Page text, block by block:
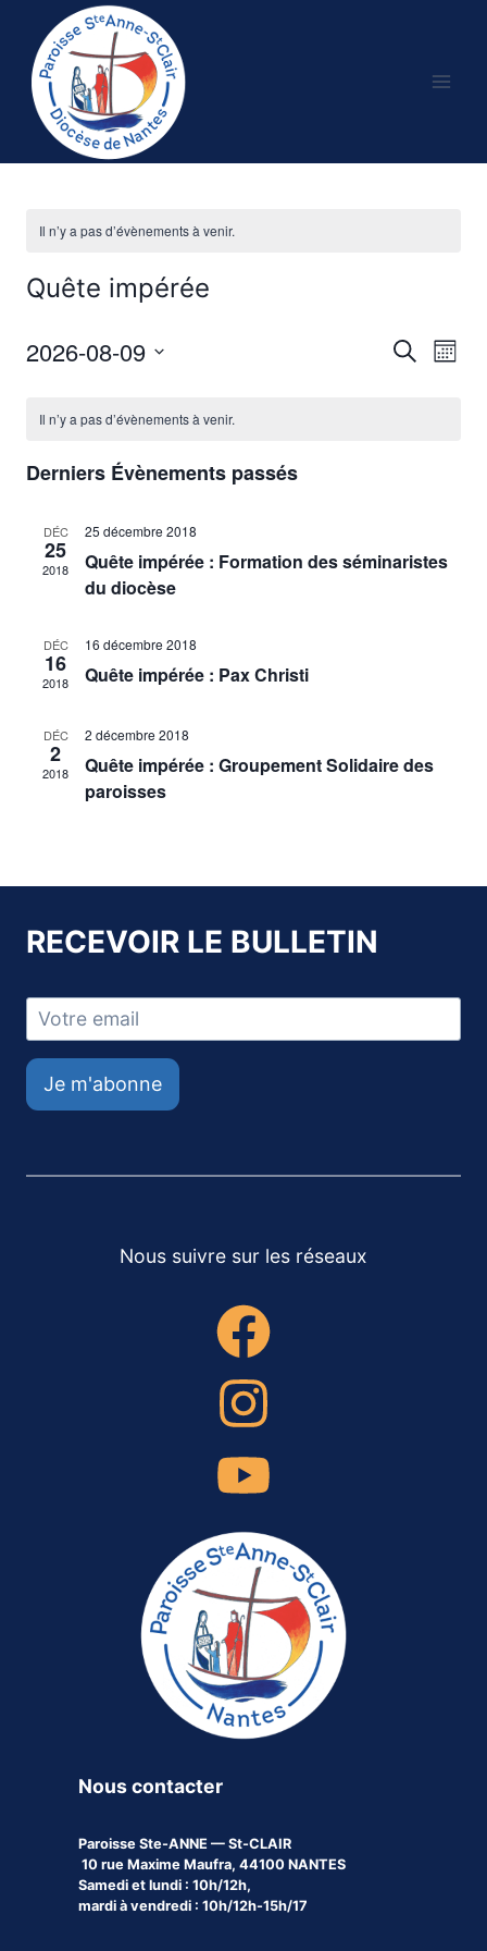
contenu
Il n’y a pas d’évènements à venir.
Quête impérée
Recherche
Mois
2026-08-09
une
Calendrier
Il n’y a pas d’évènements à venir.
Derniers Évènements passés
DÉC
25
2018
25 décembre 2018
Quête impérée : Formation des séminaristes
du diocèse
DÉC
16
2018
16 décembre 2018
Quête impérée : Pax Christi
DÉC
2
2018
2 décembre 2018
Quête impérée : Groupement Solidaire des
paroisses
RECEVOIR LE BULLETIN
Je m'abonne
Nous suivre sur les réseaux
Nous contacter
Paroisse Ste-ANNE — St-CLAIR
10 rue Maxime Maufra, 44100 NANTES
Samedi et lundi : 10h/12h,
mardi à vendredi : 10h/12h-15h/17